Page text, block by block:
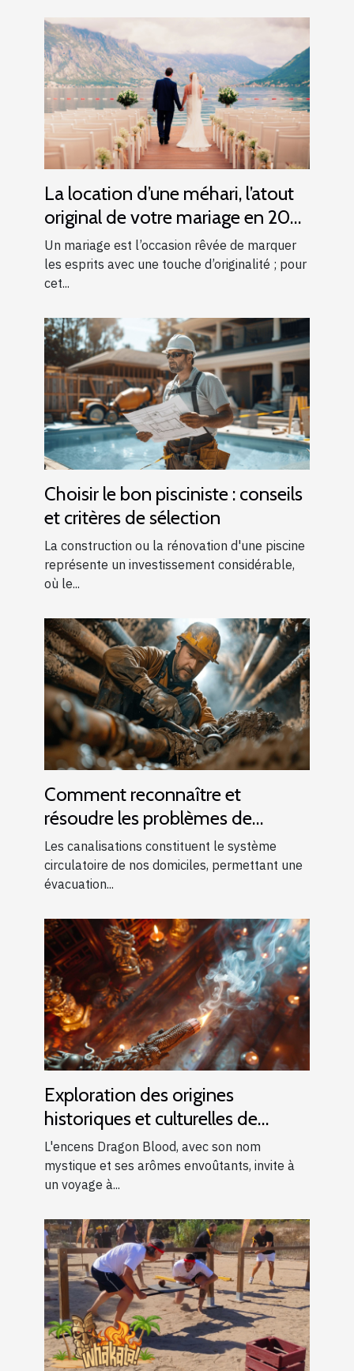
La location d’une méhari, l’atout
original de votre mariage en 2025
!Un mariage est l’occasion rêvée de marquer
les esprits avec une touche d’originalité ; pour
cet...
Choisir le bon pisciniste : conseils
et critères de sélection
La construction ou la rénovation d'une piscine
représente un investissement considérable,
où le...
Comment reconnaître et
résoudre les problèmes de
canalisations bouchées
Les canalisations constituent le système
circulatoire de nos domiciles, permettant une
évacuation...
Exploration des origines
historiques et culturelles de
l'encens Dragon Blood
L'encens Dragon Blood, avec son nom
mystique et ses arômes envoûtants, invite à
un voyage à...